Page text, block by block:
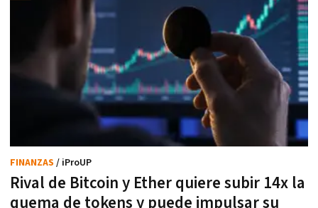
Rival de Bitcoin y Ether quiere subir 14x la
quema de tokens y puede impulsar su
FINANZAS / iProUP